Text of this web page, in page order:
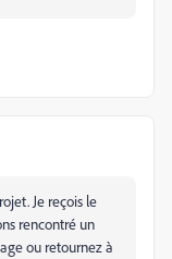
Je reçois le
rencontré un
ou retournez à